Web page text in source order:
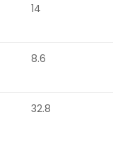
14
8.6
32.8